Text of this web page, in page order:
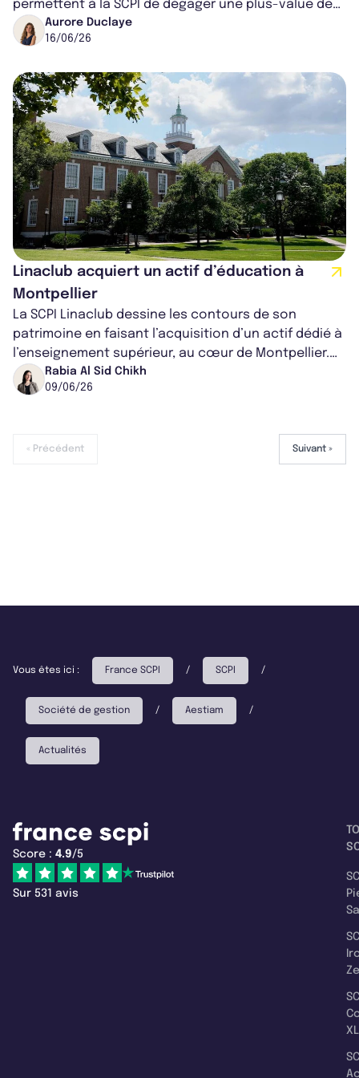
permettent à la SCPI de dégager une plus-value de
20% ; une somme qui devrait servir pour...
Aurore Duclaye
16/06/26
Linaclub acquiert un actif d’éducation à
Montpellier
La SCPI Linaclub dessine les contours de son
patrimoine en faisant l’acquisition d’un actif dédié à
l’enseignement supérieur, au cœur de Montpellier.
Loué à l’ESPI, institution car...
Rabia Al Sid Chikh
09/06/26
« Précédent Suivant »
Vous êtes ici : France SCPI / SCPI /
Société de gestion / Aestiam /
Actualités
Score : 4.9/5
Sur 531 avis
XL